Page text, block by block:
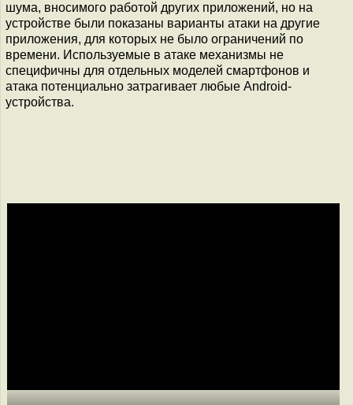
шума, вносимого работой других приложений, но на
устройстве были показаны варианты атаки на другие
приложения, для которых не было ограничений по
времени. Используемые в атаке механизмы не
специфичны для отдельных моделей смартфонов и
атака потенциально затрагивает любые Android-
устройства.